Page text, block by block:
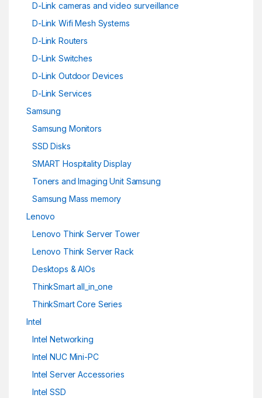
D-Link cameras and video surveillance
D-Link Wifi Mesh Systems
D-Link Routers
D-Link Switches
D-Link Outdoor Devices
D-Link Services
Samsung
Samsung Monitors
SSD Disks
SMART Hospitality Display
Toners and Imaging Unit Samsung
Samsung Mass memory
Lenovo
Lenovo Think Server Tower
Lenovo Think Server Rack
Desktops & AIOs
ThinkSmart all_in_one
ThinkSmart Core Series
Intel
Intel Networking
Intel NUC Mini-PC
Intel Server Accessories
Intel SSD